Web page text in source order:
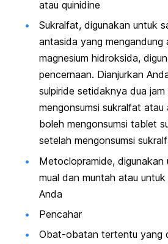
atau quinidine
Sukralfat, digunakan untuk
antasida yang mengandung
magnesium hidroksida,
pencernaan. Dianjurkan
sulpiride setidaknya dua jam
mengonsumsi sukralfat
boleh mengonsumsi tablet
setelah mengonsumsi
Metoclopramide, digunakan
mual dan muntah atau
Anda
Pencahar
Obat-obatan tertentu yang